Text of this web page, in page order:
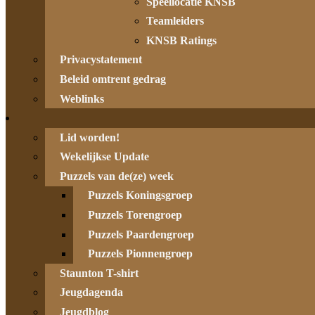
Teamleiders
KNSB Ratings
Privacystatement
Beleid omtrent gedrag
Weblinks
Lid worden!
Wekelijkse Update
Puzzels van de(ze) week
Puzzels Koningsgroep
Puzzels Torengroep
Puzzels Paardengroep
Puzzels Pionnengroep
Staunton T-shirt
Jeugdagenda
Jeugdblog